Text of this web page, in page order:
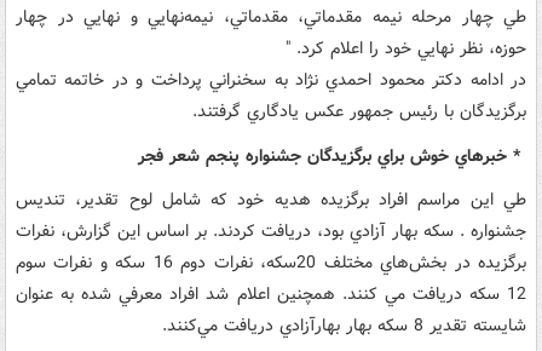
طي چهار مرحله نيمه مقدماتي، مقدماتي، نيمه‌نهايي و نهايي در چهار
حوزه، نظر نهايي خود را اعلام کرد. "
در ادامه دکتر محمود احمدي نژاد به سخنراني پرداخت و در خاتمه تمامي
برگزيدگان با رئيس جمهور عکس يادگاري گرفتند.
* خبرهاي خوش براي برگزيدگان جشنواره پنجم شعر فجر
طي اين مراسم افراد برگزيده هديه خود که شامل لوح تقدير، تنديس
جشنواره . سکه بهار آزادي بود، دريافت کردند. بر اساس اين گزارش، نفرات
برگزيده در بخش‌هاي مختلف 20سکه، نفرات دوم 16 سکه و نفرات سوم
12 سکه دريافت مي کنند. همچنين اعلام شد افراد معرفي شده به عنوان
شايسته تقدير 8 سکه بهار بهارآزادي دريافت مي‌کنند.